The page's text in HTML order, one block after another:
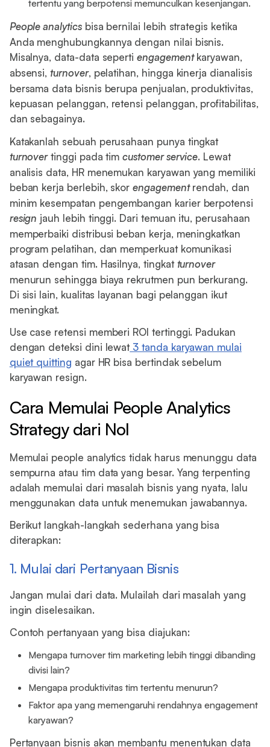
tertentu yang berpotensi memunculkan kesenjangan.
People analyticsbisa bernilai lebih strategis ketika
Anda menghubungkannya dengan nilai bisnis.
Misalnya, data-data sepertiengagementkaryawan,
absensi,turnover, pelatihan, hingga kinerja dianalisis
bersama data bisnis berupa penjualan, produktivitas,
kepuasan pelanggan, retensi pelanggan, profitabilitas,
dan sebagainya.
Katakanlah sebuah perusahaan punya tingkat
turnovertinggi pada timcustomer service. Lewat
analisis data, HR menemukan karyawan yang memiliki
beban kerja berlebih, skorengagementrendah, dan
minim kesempatan pengembangan karier berpotensi
resign jauh lebih tinggi. Dari temuan itu, perusahaan
memperbaiki distribusi beban kerja, meningkatkan
program pelatihan, dan memperkuat komunikasi
atasan dengan tim. Hasilnya, tingkatturnover
menurun sehingga biaya rekrutmen pun berkurang.
Di sisi lain, kualitas layanan bagi pelanggan ikut
meningkat.
Use case retensi memberi ROI tertinggi. Padukan
dengan deteksi dini lewat3 tanda karyawan mulai
quiet quitting agar HR bisa bertindak sebelum
karyawan resign.
Cara Memulai People Analytics
Strategy dari Nol
Memulai people analytics tidak harus menunggu data
sempurna atau tim data yang besar. Yang terpenting
adalah memulai dari masalah bisnis yang nyata, lalu
menggunakan data untuk menemukan jawabannya.
Berikut langkah-langkah sederhana yang bisa
diterapkan:
1. Mulai dari Pertanyaan Bisnis
Jangan mulai dari data. Mulailah dari masalah yang
ingin diselesaikan.
Contoh pertanyaan yang bisa diajukan:
Mengapa turnover tim marketing lebih tinggi dibanding
divisi lain?
Mengapa produktivitas tim tertentu menurun?
Faktor apa yang memengaruhi rendahnya engagement
karyawan?
Pertanyaan bisnis akan membantu menentukan data